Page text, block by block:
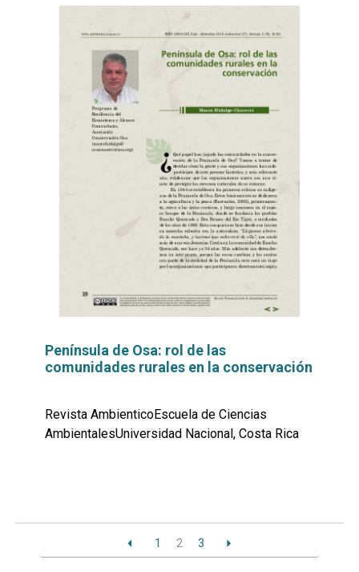
Península de Osa: rol de las
comunidades rurales en la conservación
Revista AmbienticoEscuela de Ciencias
AmbientalesUniversidad Nacional, Costa Rica
1 2 3